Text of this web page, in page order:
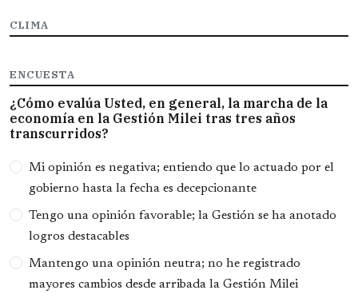
CLIMA
ENCUESTA
¿Cómo evalúa Usted, en general, la marcha de la
economía en la Gestión Milei tras tres años
transcurridos?
Opciones
Mi opinión es negativa; entiendo que lo actuado por el
gobierno hasta la fecha es decepcionante
Tengo una opinión favorable; la Gestión se ha anotado
logros destacables
Mantengo una opinión neutra; no he registrado
mayores cambios desde arribada la Gestión Milei